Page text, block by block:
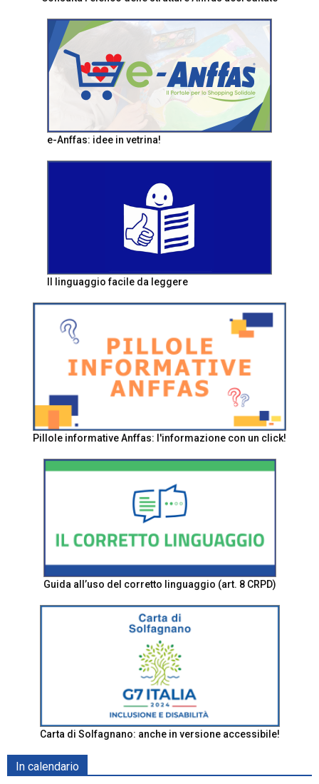
e-Anffas: idee in vetrina!
Il linguaggio facile da leggere
Pillole informative Anffas: l'informazione con un click!
Guida all’uso del corretto linguaggio (art. 8 CRPD)
Carta di Solfagnano: anche in versione accessibile!
In calendario